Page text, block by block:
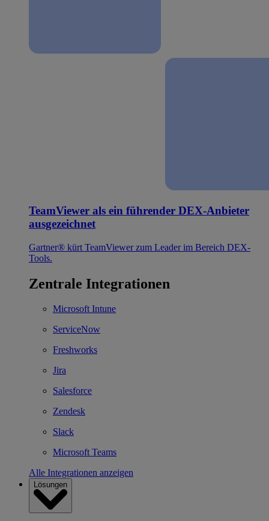
TeamViewer als ein führender DEX-Anbieter
ausgezeichnet
Gartner® kürt TeamViewer zum Leader im Bereich DEX-
Tools.
Zentrale Integrationen
Microsoft Intune
ServiceNow
Freshworks
Jira
Salesforce
Zendesk
Slack
Microsoft Teams
Alle Integrationen anzeigen
Lösungen